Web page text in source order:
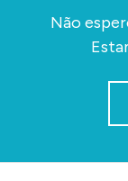
Não